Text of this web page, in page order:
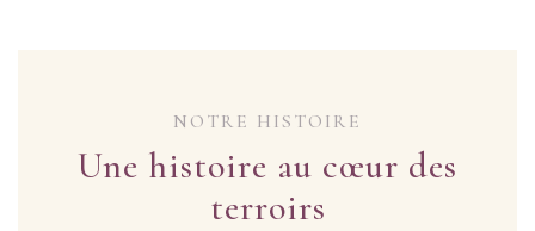
NOTRE HISTOIRE
Une histoire au cœur des
terroirs